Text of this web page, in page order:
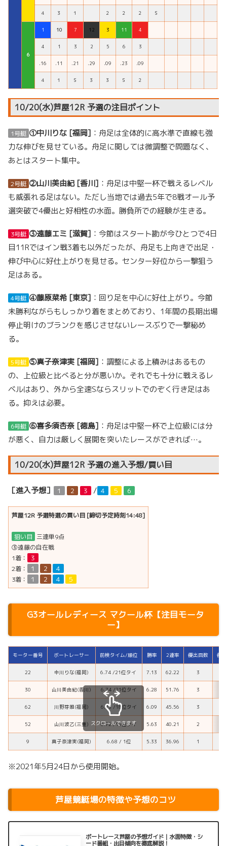
４ ３ １ ２ ２ ２ ５
６
1 10 7 12 3 11 4
4 1 3 2 5 6 3
.16 .11 .21 .29 .09 .23 .09
４ １ ５ ３ ３ ５ ２
10/20(水)芦屋12R 予選の注目ポイント
1号艇 ①中川りな [福岡] ：舟足は全体的に高水準で直線も強
力な伸びを見せている。舟足に関しては微調整で問題なく、
あとはスタート集中。
2号艇 ②山川美由紀 [香川] ：舟足は中堅一杯で戦えるレベル
も威張れる足はない。ただし当地では過去5年で8戦オール予
選突破で4優出と好相性の水面。勝負所での経験が生きる。
3号艇 ③遠藤エミ [滋賀] ：今節はスタート勘が今ひとつで4日
目11Rではイン戦3着も以外だったが、舟足も上向きで出足・
伸び中心に好仕上がりを見せる。センター好位から一撃狙う
足はある。
4号艇 ④藤原菜希 [東京] ：回り足を中心に好仕上がり。今節
未勝利ながらもしっかり着をまとめており、1年間の長期出場
停止明けのブランクを感じさせないレースぶりで一撃秘め
る。
5号艇 ⑤真子奈津実 [福岡] ：調整による上積みはあるもの
の、上位級と比べると分が悪いか。それでも十分に戦えるレ
ベルはあり、外から全速Sならスリットでのぞく行き足はあ
る。抑えは必要。
6号艇 ⑥喜多須杏奈 [徳島] ：舟足は中堅一杯で上位級には分
が悪く、自力は厳しく展開を突いたレースができれば…。
10/20(水)芦屋12R 予選の進入予想/買い目
［進入予想］ １ ２ ３ / ４ ５ ６
芦屋12R 予選特選の買い目 [締切予定時刻14:48]
狙い目 三連単9点
③遠藤の自在戦
1着：
３
2着：
１ ２
４
3着：
１ ２ ４ ５
G3オールレディース マクール杯【注目モータ
ー】
モーター番号 ボートレーサー 前検タイム/順位 勝率 2連率 優出回数 優
22 中川りな(福岡) 6.74 /21位タイ 7.13 62.22 3
30 山川美由紀(香川) 6.74 /21位タイ 6.28 51.76 3
62 川野芽唯(福岡) 6.73 /18位タイ 6.09 45.56 3
52 山川波乙(三重) 6.72 /11位タイ 5.63 40.21 2
9 真子奈津実(福岡) 6.68 / 1位 5.33 36.96 1
スクロールできます
※2021年5月24日から使用開始。
芦屋競艇場の特徴や予想のコツ
ボートレース芦屋の予想ガイド｜水面特徴・シ
ード番組・出目傾向を徹底解説！